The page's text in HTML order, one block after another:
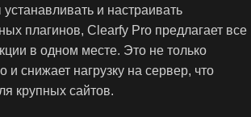
и настраивать
плагинов, Clearfy Pro предлагает все
в одном месте. Это не только
и снижает нагрузку на сервер, что
крупных сайтов.